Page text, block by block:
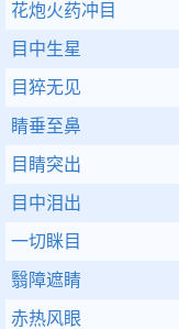
花炮火药冲目
目中生星
目猝无见
睛垂至鼻
目睛突出
目中泪出
一切眯目
翳障遮睛
赤热风眼